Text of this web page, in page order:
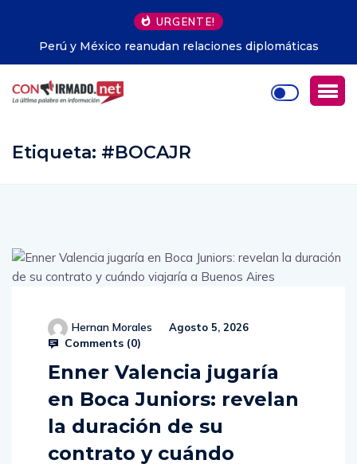
URGENTE!
Pabel Muñoz sella amplia alianza para buscar la
reelección en Quito: “Es una muestra de
Etiqueta: #BOCAJR
Hernan Morales Agosto 5, 2026
Comments (0)
Enner Valencia jugaría
en Boca Juniors: revelan
la duración de su
contrato y cuándo